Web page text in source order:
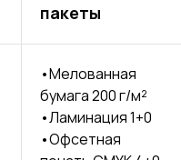
пакеты
•Мелованная
бумага 200 г/м²
•Ламинация 1+0
•Офсетная